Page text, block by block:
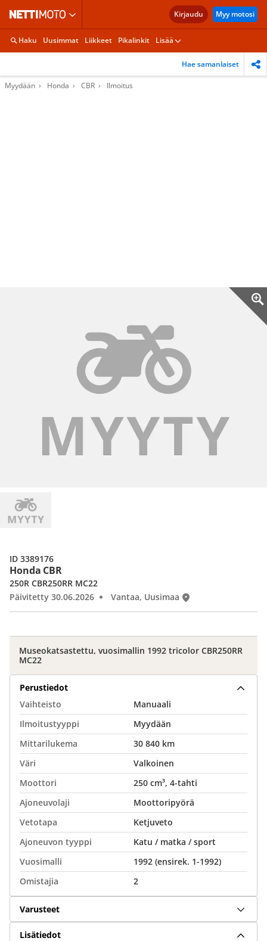
Kirjaudu Myy motosi
Haku Uusimmat Liikkeet Pikalinkit Lisää
Hae samanlaiset
Myydään Honda CBR Ilmoitus
Honda CBR
250R CBR250RR MC22
Päivitetty 30.06.2026
Vantaa, Uusimaa
ID 3389176
Museokatsastettu, vuosimallin 1992 tricolor CBR250RR
MC22
Perustiedot
Vaihteisto
Manuaali
Ilmoitustyyppi
Myydään
Mittarilukema
30 840 km
Väri
Valkoinen
Moottori
250 cm³, 4-tahti
Ajoneuvolaji
Moottoripyörä
Vetotapa
Ketjuveto
Ajoneuvon tyyppi
Katu / matka / sport
Vuosimalli
1992 (ensirek. 1-1992)
Omistajia
2
Varusteet
Lisätiedot